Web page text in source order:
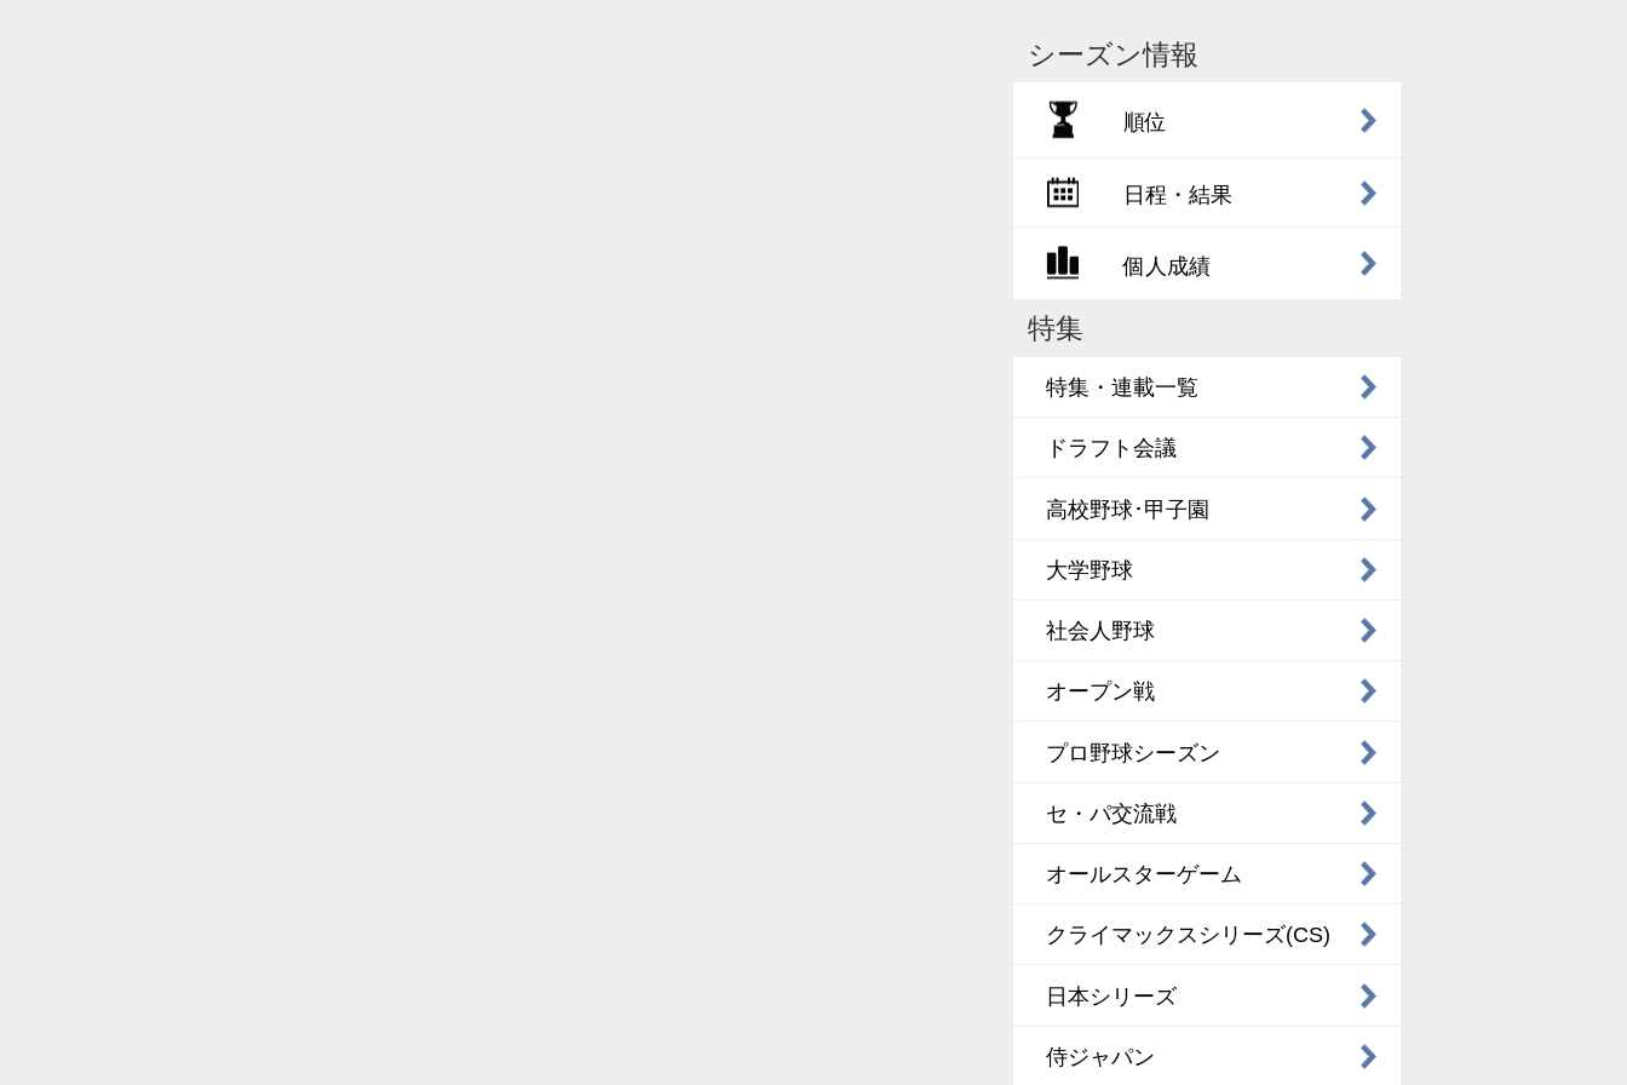
シーズン情報
順位
日程・結果
個人成績
特集
特集・連載一覧
ドラフト会議
高校野球･甲子園
大学野球
社会人野球
オープン戦
プロ野球シーズン
セ・パ交流戦
オールスターゲーム
クライマックスシリーズ(CS)
日本シリーズ
侍ジャパン